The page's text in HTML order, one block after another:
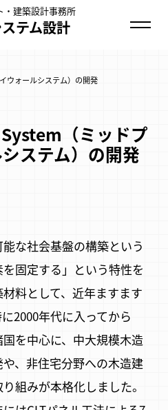
・建築設計事務所
テム設計
ウォールシステム）の開発
（ミッドプ
ステム）の開発
な社会基盤の構築という
固定する」という特性を
料として、近年ますます
2000年代に入ってから
を中心に、中大規模木造
、非住宅分野への木造建
組みが本格化しました。